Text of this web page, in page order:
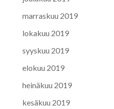
marraskuu 2019
lokakuu 2019
syyskuu 2019
elokuu 2019
heinäkuu 2019
kesäkuu 2019